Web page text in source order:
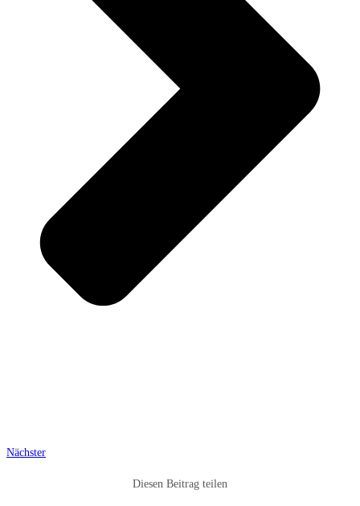
Nächster
Diesen Beitrag teilen